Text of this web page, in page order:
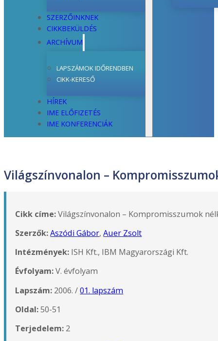
SZERZŐINKNEK
CIKKBEKÜLDÉS
ARCHÍVUM
LAPSZÁMOK IDŐRENDBEN
CIKK-KERESŐ
HÍREK
IME ELŐFIZETÉS
IME KONFERENCIÁK
Világszínvonalon –
Cikk címe:Világszínvonalon – Kompromisszumok
Szerzők:Aszódi Gábor,Auer Zsolt
Intézmények: ISH Kft., IBM Magyarországi Kft.
Évfolyam:V. évfolyam
Lapszám: 2006. /01. lapszám
Oldal:50-51
Terjedelem: 2